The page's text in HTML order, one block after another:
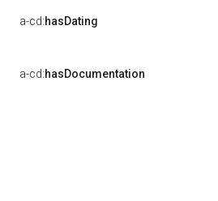
a-cd:hasDating
a-cd:hasDocumentation